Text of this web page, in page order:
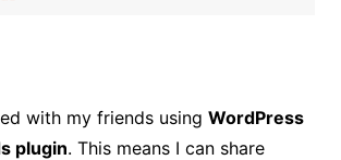
with my friends using WordPress
plugin. This means I can share